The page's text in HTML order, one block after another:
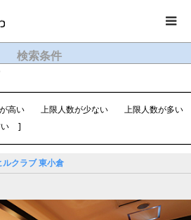
検索条件
高い 上限人数が少ない
上限人数が多い
]
ルクラブ 東小倉